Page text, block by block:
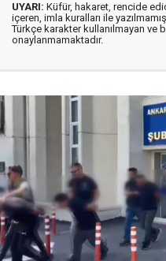
UYARI: Küfür, hakaret, rencide
içeren, imla kuralları ile
Türkçe karakter kullanılmayan ve
onaylanmamaktadır.